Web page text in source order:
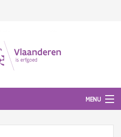
MENU